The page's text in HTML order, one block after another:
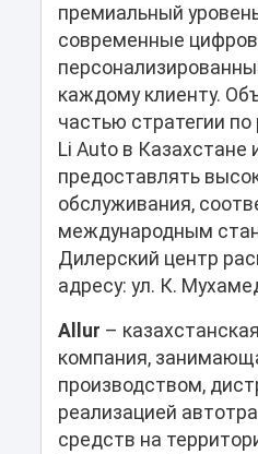
премиальный
современные
каждому клиенту.
частью стратегии
Li Auto в Казахстане
предоставлять
обслуживания,
международным
Дилерский центр
адресу: ул. К.
Allur –
компания,
производством,
реализацией
средств на